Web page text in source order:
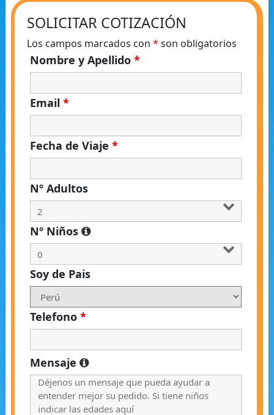
SOLICITAR COTIZACIÓN
Los campos marcados con * son obligatorios
Nombre y Apellido *
Email *
Fecha de Viaje *
Nº Adultos
Nº Niños
Soy de Pais
Telefono *
Mensaje